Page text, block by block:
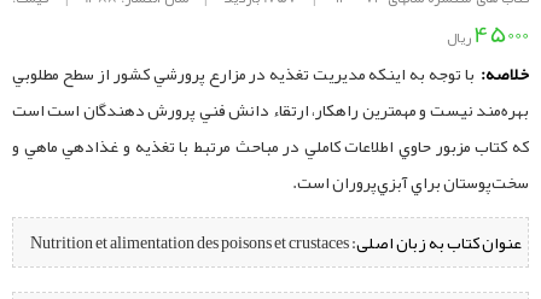
45000ریال
خلاصه: با توجه به اینکه مديريت تغذيه در مزارع پرورشي كشور از سطح مطلوبي
بهره‌مند نيست و مهمترين راهكار، ارتقاء دانش فني پرورش دهندگان است است
كه كتاب مزبور حاوي اطلاعات كاملي در مباحث مرتبط با تغذيه و غذادهي ماهي و
سخت‌پوستان براي آبزي‌پروران است.
عنوان کتاب به زبان اصلی: